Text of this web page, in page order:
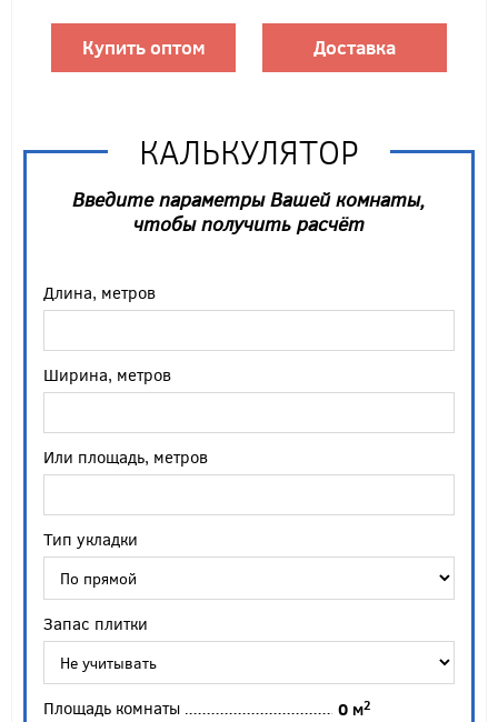
Купить оптом Доставка
КАЛЬКУЛЯТОР
Введите параметры Вашей комнаты,
чтобы получить расчёт
Длина, метров
Ширина, метров
Или площадь, метров
Тип укладки
Запас плитки
Площадь комнаты 0 м2